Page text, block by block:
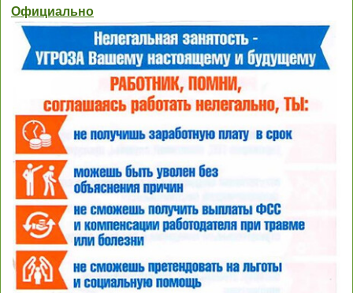
Официально